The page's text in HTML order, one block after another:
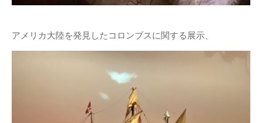
アメリカ大陸を発見したコロンブスに関する展示、